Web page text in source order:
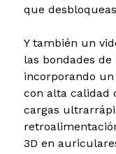
que
Y también un
las bondades
incorporando
con alta calidad
cargas
3D en